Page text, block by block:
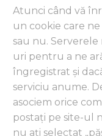
Atunci când vă
un cookie care
sau nu. Serverele
uri pentru a ne
îngregistrat și
serviciu anume.
asociem orice
postați pe site-ul
nu ați selectat